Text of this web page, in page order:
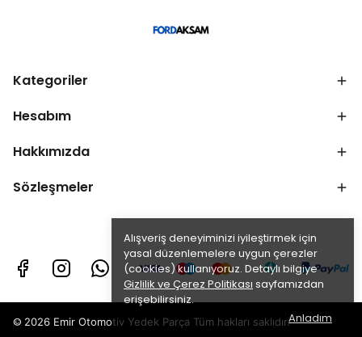
Alışveriş deneyiminizi iyileştirmek için
yasal düzenlemelere uygun çerezler
(cookies) kullanıyoruz. Detaylı bilgiye
Gizlilik ve Çerez Politikası sayfamızdan
erişebilirsiniz.
Anladım
Kategoriler
Hesabım
Hakkımızda
Sözleşmeler
© 2026 Emir Otomotiv Yedek Parça Tüm hakları saklıdır.